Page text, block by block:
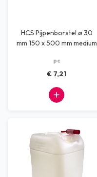
HCS Pijpenborstel ø 30
mm 150 x 500 mm medium
pc
€ 7,21